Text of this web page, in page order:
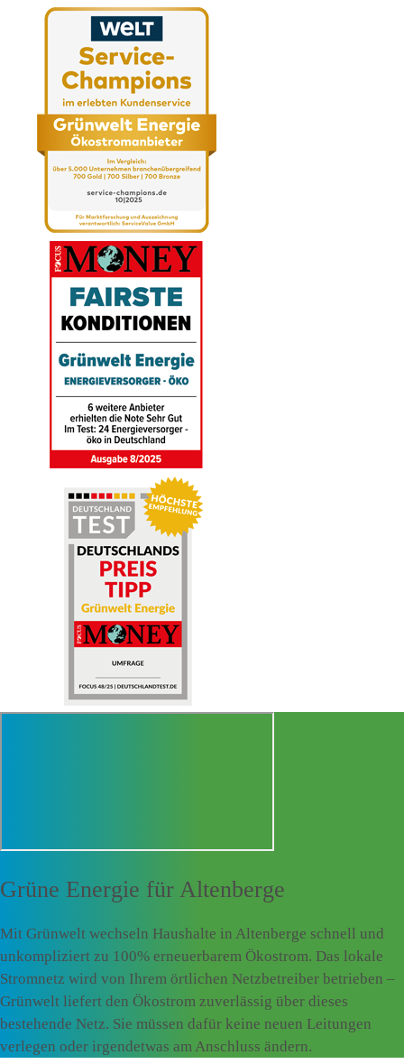
Grüne Energie für Altenberge
Mit Grünwelt wechseln Haushalte in Altenberge schnell und
unkompliziert zu 100% erneuerbarem Ökostrom. Das lokale
Stromnetz wird von Ihrem örtlichen Netzbetreiber betrieben –
Grünwelt liefert den Ökostrom zuverlässig über dieses
bestehende Netz. Sie müssen dafür keine neuen Leitungen
verlegen oder irgendetwas am Anschluss ändern.